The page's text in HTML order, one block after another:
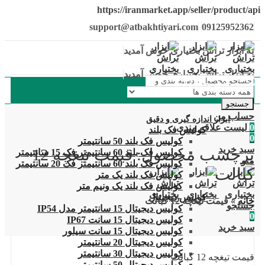
https://iranmarket.app/seller/product/api
support@atbakhtiyari.com 09125952362
به ابزار تراش بختیاری خوش آمدید
به ابزار تراش بختیاری خوش آمدید
جستجو
حساب من
0 لیست علاقه مندی
0
سبد خرید
منو
جستجو
0
سبد خرید
دسته بندی محصولات
ابزار اندازه گیری و دقیق
کولیس فک بلند
کولیس فک بلند 50 سانتیمتر
کولیس فک بلند 60 سانتیمتر فک 15 سانتیمتر
کولیس فک بلند 60 سانتیمتر فک 20 سانتیمتر
کولیس فک بلند یک متر
کولیس فک بلند یک ونیم متر
کولیس دیجیتال
کولیس دیجیتال 15 سانتیمتر مدل IP54
کولیس دیجیتال 15 سانت IP67
کولیس دیجیتال 15 سانت سیلور
کولیس دیجیتال 20 سانتیمتر
کولیس دیجیتال 30 سانتیمتر
برچسب محصول: قیمت تیغچه 12
کبالت
خانه»قیمت تیغچه 12 کبالت
قیمت تیغچه 12 کبالت